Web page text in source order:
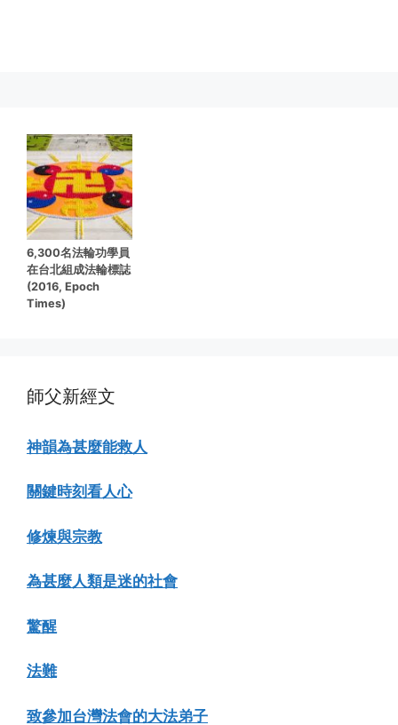
6,300名法輪功學員
在台北組成法輪標誌
(2016, Epoch
Times)
師父新經文
神韻為甚麼能救人
關鍵時刻看人心
修煉與宗教
為甚麼人類是迷的社會
驚醒
法難
致參加台灣法會的大法弟子